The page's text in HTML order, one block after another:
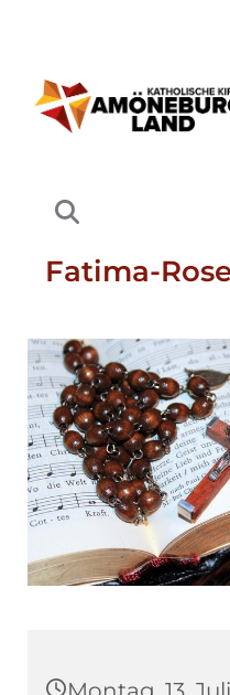
Fatima-